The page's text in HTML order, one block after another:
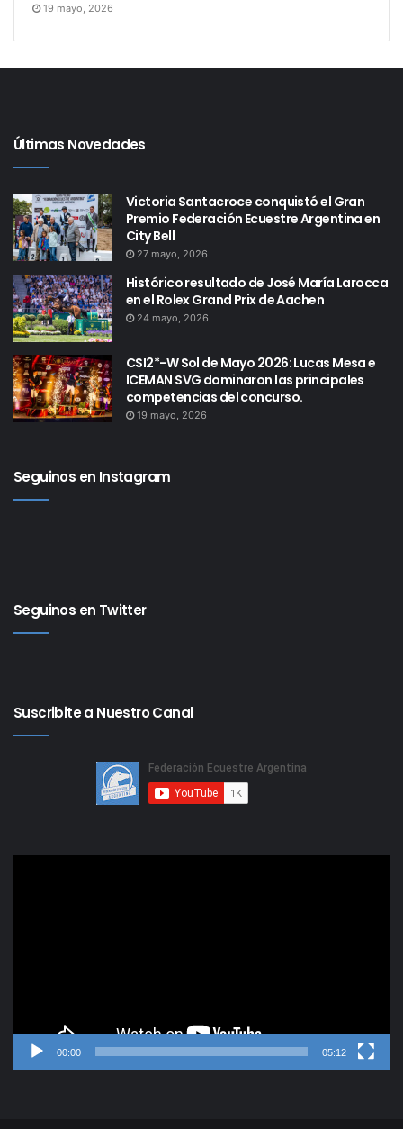
19 mayo, 2026
Últimas Novedades
Victoria Santacroce conquistó el Gran
Premio Federación Ecuestre Argentina en
City Bell
27 mayo, 2026
Histórico resultado de José María Larocca
en el Rolex Grand Prix de Aachen
24 mayo, 2026
CSI2*-W Sol de Mayo 2026: Lucas Mesa e
ICEMAN SVG dominaron las principales
competencias del concurso.
19 mayo, 2026
Seguinos en Instagram
Seguinos en Twitter
Suscribite a Nuestro Canal
00:00 05:12